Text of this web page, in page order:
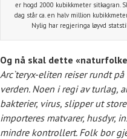
er hogd 2000 kubikkmeter sitkagran.
dag står ca. en halv million
Nylig har regjeringa løyvd
Og nå skal dette
Arc`teryx-eliten reiser rundt
verden. Noen i regi av turlag,
bakterier, virus, slipper ut
importeres matvarer, husdyr,
mindre kontrollert. Folk bor